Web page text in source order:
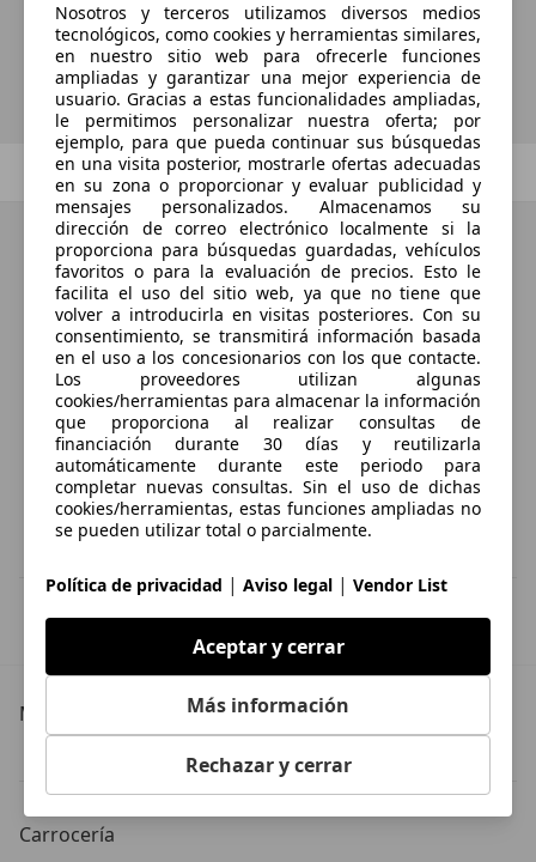
Guardar búsqueda
Anterior 1/1 Siguiente
Más detalles
Mercedes-Benz C 180
Carrocería
Nosotros y terceros utilizamos diversos medios
tecnológicos, como cookies y herramientas similares,
en nuestro sitio web para ofrecerle funciones
ampliadas y garantizar una mejor experiencia de
usuario. Gracias a estas funcionalidades ampliadas,
le permitimos personalizar nuestra oferta; por
ejemplo, para que pueda continuar sus búsquedas
en una visita posterior, mostrarle ofertas adecuadas
en su zona o proporcionar y evaluar publicidad y
mensajes personalizados. Almacenamos su
dirección de correo electrónico localmente si la
proporciona para búsquedas guardadas, vehículos
favoritos o para la evaluación de precios. Esto le
facilita el uso del sitio web, ya que no tiene que
volver a introducirla en visitas posteriores. Con su
consentimiento, se transmitirá información basada
en el uso a los concesionarios con los que contacte.
Los proveedores utilizan algunas
cookies/herramientas para almacenar la información
que proporciona al realizar consultas de
financiación durante 30 días y reutilizarla
automáticamente durante este periodo para
completar nuevas consultas. Sin el uso de dichas
cookies/herramientas, estas funciones ampliadas no
se pueden utilizar total o parcialmente.
Política de privacidad | Aviso legal | Vendor List
Aceptar y cerrar
Más información
Rechazar y cerrar